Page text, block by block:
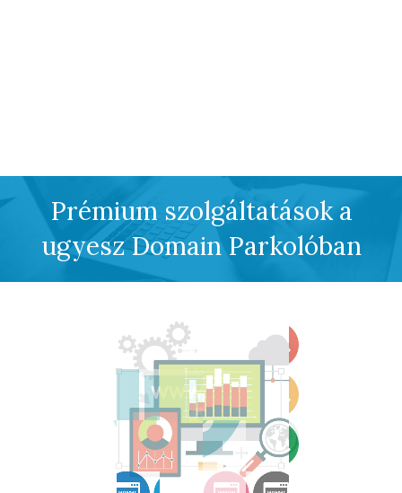
Prémium szolgáltatások a
ugyesz Domain Parkolóban